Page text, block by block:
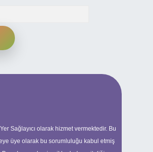
Sağlayıcı olarak hizmet vermektedir. Bu
üye olarak bu sorumluluğu kabul etmiş